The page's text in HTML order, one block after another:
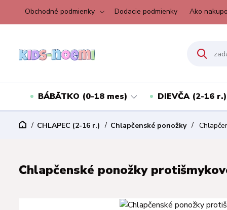
Obchodné podmienky Dodacie podmienky Ako
BÁBÄTKO (0-18 mes) DIEVČA (2-16 r.)
CHLAPEC (2-16 r.) Chlapčenské ponožky
Chlapčenské ponožky